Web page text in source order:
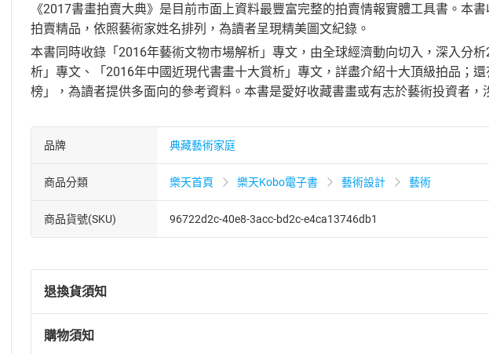
《2017書畫拍賣大典》是目前市面上資料最豐富完整的拍賣情報實體工具書。本
拍賣精品，依照藝術家姓名排列，為讀者呈現精美圖文紀錄。
本書同時收錄「2016年藝術文物市場解析」專文，由全球經濟動向切入，深入分
析」專文、「2016年中國近現代書畫十大賞析」專文，詳盡介紹十大頂級拍品；
榜」，為讀者提供多面向的參考資料。本書是愛好收藏書畫或有志於藝術投資者，
品牌 典藏藝術家庭
商品分類 樂天首頁 樂天Kobo電子書 藝術設計 藝術
商品貨號(SKU) 96722d2c-40e8-3acc-bd2c-e4ca13746db1
退換貨須知
退換貨規定：
購物須知